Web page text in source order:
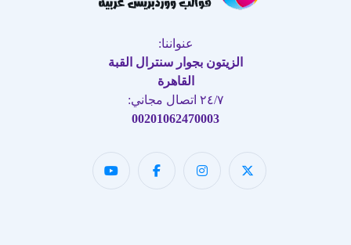
عنواننا:
الزيتون بجوار سنترال القبة
القاهرة
٢٤/٧ اتصال مجاني:
00201062470003